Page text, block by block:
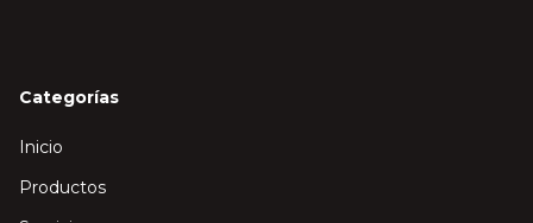
Categorías
Inicio
Productos